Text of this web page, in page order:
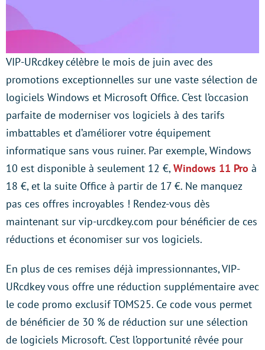
VIP-URcdkey célèbre le mois de juin avec des
promotions exceptionnelles sur une vaste sélection de
logiciels Windows et Microsoft Office. C’est l’occasion
parfaite de moderniser vos logiciels à des tarifs
imbattables et d’améliorer votre équipement
informatique sans vous ruiner. Par exemple, Windows
10 est disponible à seulement 12 €,Windows 11 Pro à
18 €, et la suite Office à partir de 17 €. Ne manquez
pas ces offres incroyables ! Rendez-vous dès
maintenant sur vip-urcdkey.com pour bénéficier de ces
réductions et économiser sur vos logiciels.
En plus de ces remises déjà impressionnantes, VIP-
URcdkey vous offre une réduction supplémentaire avec
le code promo exclusif TOMS25. Ce code vous permet
de bénéficier de 30 % de réduction sur une sélection
de logiciels Microsoft. C’est l’opportunité rêvée pour